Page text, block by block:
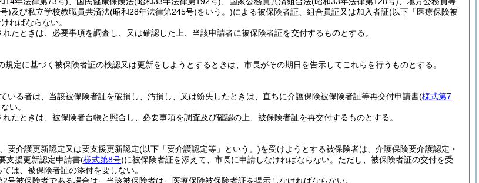
)及び私立学校教職員共済法(昭和28年法律第245号)をいう。)による被保険者証、組合員証又は加入者証(以下「医療保険被
ればならない。
たときは、必要事項を調査し、又は確認した上、当該申請者に被保険者証を交付するものとする。
規定に基づく被保険者証の検認又は更新をしようとするときは、市長がその期日を告示してこれらを行うものとする。
いる者は、当該被保険者証を破損し、汚損し、又は紛失したときは、直ちに介護保険被保険者証等再交付申請書(様式第7
い。
たときは、被保険者台帳と照合し、必要事項を調査及び確認の上、被保険者証を再交付するものとする。
要介護更新認定又は要支援更新認定(以下「要介護認定等」という。)を受けようとする被保険者は、介護保険要介護認定・
支援更新認定申請書(様式第8号)に被保険者証を添えて、市長に申請しなければならない。 ただし、被保険者証の交付を受
は、被保険者証の添付を要しない。
号被保険者である場合は、当該被保険者は、医療保険被保険者証を提示しなければならない。